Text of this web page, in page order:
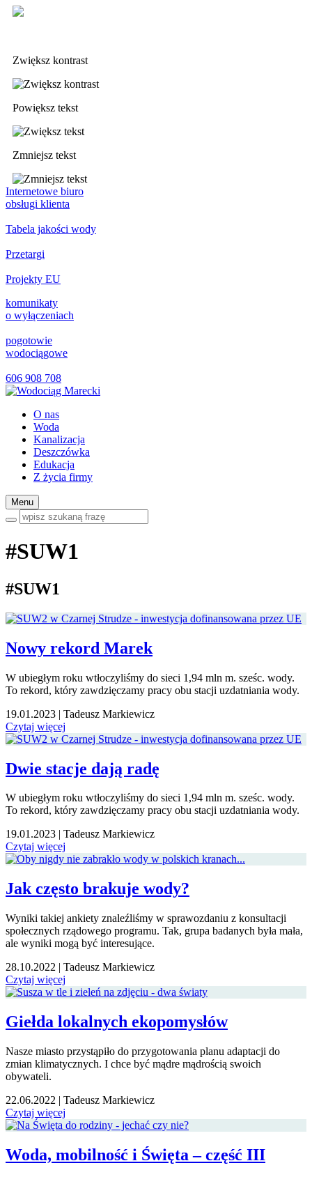
Zwiększ kontrast
Powiększ tekst
Zmniejsz tekst
Internetowe biuro
obsługi klienta
Tabela jakości wody
Przetargi
Projekty EU
komunikaty
o wyłączeniach
pogotowie
wodociągowe
606 908 708
O nas
Woda
Kanalizacja
Deszczówka
Edukacja
Z życia firmy
Menu
#SUW1
#SUW1
Nowy rekord Marek
W ubiegłym roku wtłoczyliśmy do sieci 1,94 mln m. sześc. wody.
To rekord, który zawdzięczamy pracy obu stacji uzdatniania wody.
19.01.2023 | Tadeusz Markiewicz
Czytaj więcej
Dwie stacje dają radę
W ubiegłym roku wtłoczyliśmy do sieci 1,94 mln m. sześc. wody.
To rekord, który zawdzięczamy pracy obu stacji uzdatniania wody.
19.01.2023 | Tadeusz Markiewicz
Czytaj więcej
Jak często brakuje wody?
Wyniki takiej ankiety znaleźliśmy w sprawozdaniu z konsultacji
społecznych rządowego programu. Tak, grupa badanych była mała,
ale wyniki mogą być interesujące.
28.10.2022 | Tadeusz Markiewicz
Czytaj więcej
Giełda lokalnych ekopomysłów
Nasze miasto przystąpiło do przygotowania planu adaptacji do
zmian klimatycznych. I chce być mądre mądrością swoich
obywateli.
22.06.2022 | Tadeusz Markiewicz
Czytaj więcej
Woda, mobilność i Święta – część III